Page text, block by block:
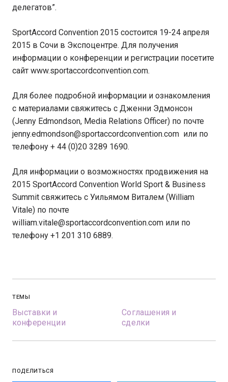
делегатов”.
SportAccord Convention 2015 состоится 19-24 апреля
2015 в Сочи в Экспоцентре. Для получения
информации о конференции и регистрации посетите
сайт www.sportaccordconvention.com.
Для более подробной информации и ознакомления
с материалами свяжитесь с Дженни Эдмонсон
(Jenny Edmondson, Media Relations Officer) по почте
jenny.edmondson@sportaccordconvention.com или по
телефону + 44 (0)20 3289 1690.
Для информации о возможностях продвижения на
2015 SportAccord Convention World Sport & Business
Summit свяжитесь с Уильямом Виталем (William
Vitale) по почте
william.vitale@sportaccordconvention.com или по
телефону +1 201 310 6889.
ТЕМЫ
Выставки и
конференции
Соглашения и
сделки
ПОДЕЛИТЬСЯ